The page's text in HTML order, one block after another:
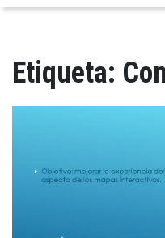
Etiqueta: